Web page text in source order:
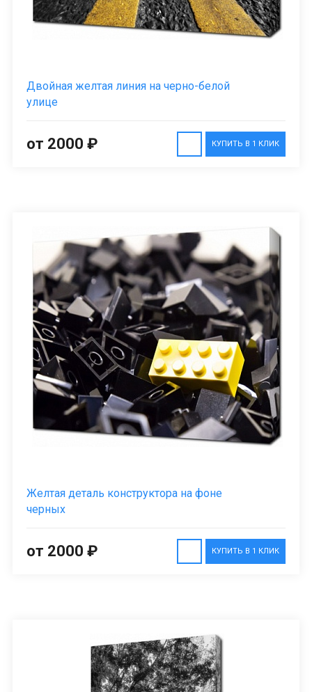
Двойная желтая линия на черно-белой
улице
КУПИТЬ В 1 КЛИК
от 2000 ₽
Желтая деталь конструктора на фоне
черных
КУПИТЬ В 1 КЛИК
от 2000 ₽